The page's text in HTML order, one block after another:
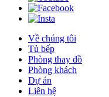
Về chúng tôi
Tủ bếp
Phòng thay đồ
Phòng khách
Dự án
Liên hệ